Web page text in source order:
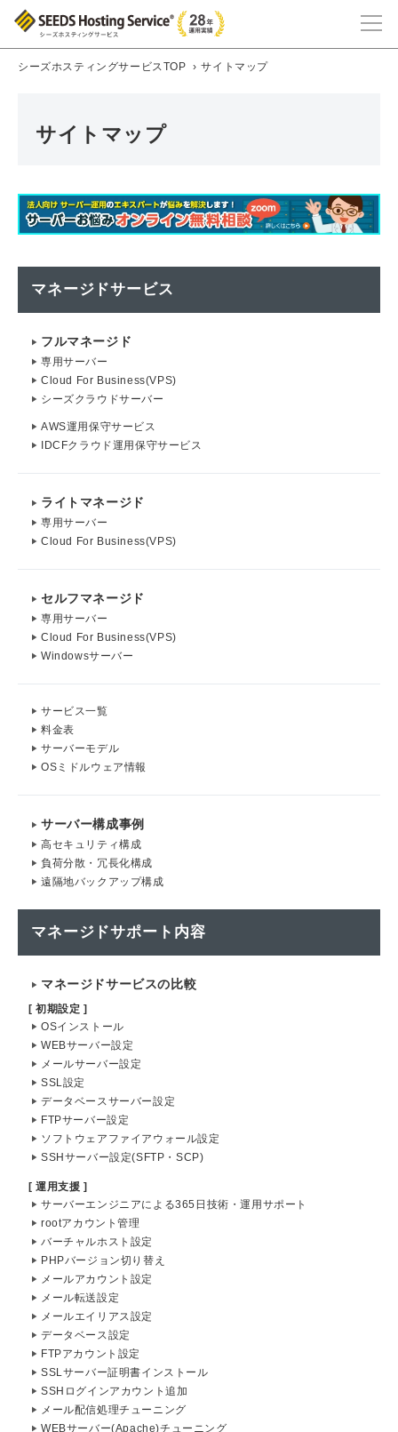
シーズホスティングサービスTOP › サイトマップ
サイトマップ
マネージドサービス
フルマネージド
専用サーバー
Cloud For Business(VPS)
シーズクラウドサーバー
AWS運用保守サービス
IDCFクラウド運用保守サービス
ライトマネージド
専用サーバー
Cloud For Business(VPS)
セルフマネージド
専用サーバー
Cloud For Business(VPS)
Windowsサーバー
サービス一覧
料金表
サーバーモデル
OSミドルウェア情報
サーバー構成事例
高セキュリティ構成
負荷分散・冗長化構成
遠隔地バックアップ構成
マネージドサポート内容
マネージドサービスの比較
[ 初期設定 ]
OSインストール
WEBサーバー設定
メールサーバー設定
SSL設定
データベースサーバー設定
FTPサーバー設定
ソフトウェアファイアウォール設定
SSHサーバー設定(SFTP・SCP)
[ 運用支援 ]
サーバーエンジニアによる365日技術・運用サポート
rootアカウント管理
バーチャルホスト設定
PHPバージョン切り替え
メールアカウント設定
メール転送設定
メールエイリアス設定
データベース設定
FTPアカウント設定
SSLサーバー証明書インストール
SSHログインアカウント追加
メール配信処理チューニング
WEBサーバー(Apache)チューニング